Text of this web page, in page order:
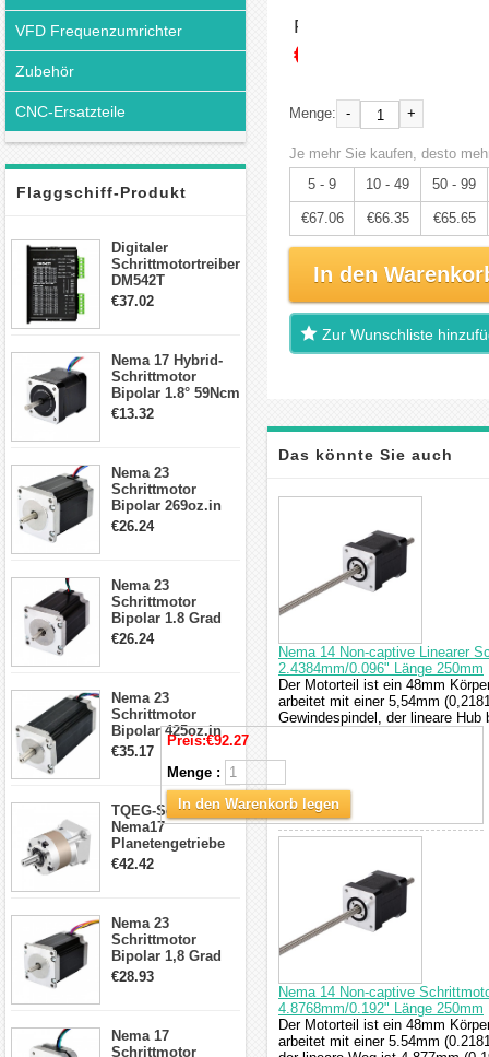
VFD Frequenzumrichter
Zubehör
CNC-Ersatzteile
Flaggschiff-Produkt
Digitaler
Schrittmotortreiber
DM542T
Schrittmotor
Schrittmotor
€37.02
Nema 17 Hybrid-
Schrittmotor
Bipolar 1.8° 59Ncm
2A 4 Drähte mit 1m
€13.32
Nema 23
Schrittmotor
Bipolar 269oz.in
2,8A 57x57x76mm
€26.24
Nema 23
Schrittmotor
Bipolar 1.8 Grad
1.9Nm 3A 3.36V 4
€26.24
Nema 23
Schrittmotor
Bipolar 425oz.in
4.2A 57x57x114mm
4 Draht Hybrid
Schrittmotor
€35.17
TQEG-Serie
Nema17
Planetengetriebe
5:1 Spiel 15Arc-
€42.42
Nema 23
Schrittmotor
Bipolar 1,8 Grad
2,83Nm 4 A 2,26V
€28.93
Nema 17
Schrittmotor
Preis:
€70.59
Menge: - +
Je mehr Sie kaufen, desto
5 - 9
10 - 49 50 - 99
€67.06 €66.35 €65.65
In den
Zur Wunschliste
Das könnte Sie auch
interessieren
Nema 14 Non-captive Linearer
2.4384mm/0.096" Länge 250mm
Der Motorteil ist ein 48mm
arbeitet mit einer 5,54mm
Gewindespindel, der lineare
Preis:€92.27
Menge :
In den Warenkorb legen
Nema 14 Non-captive
4.8768mm/0.192" Länge 250mm
Der Motorteil ist ein 48mm
arbeitet mit einer 5.54mm